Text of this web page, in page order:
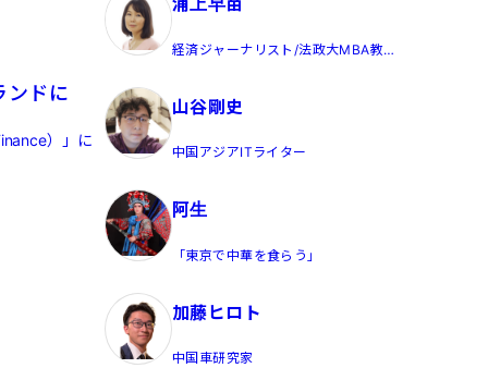
ンドに
）」に
経済ジャーナリスト/法政大MBA教
山谷剛史
中国アジアITライター
阿生
「東京で中華を食らう」
加藤ヒロト
中国車研究家